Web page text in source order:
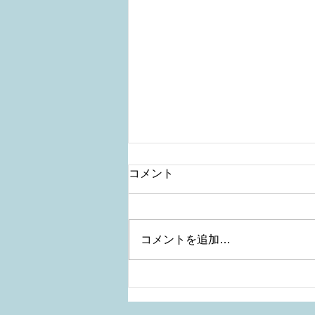
すすめ！３シーズン使えるワ
コメント
コメントを追加…